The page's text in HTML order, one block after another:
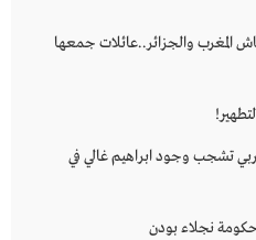
المغرب والجزائر..عائلات جمعها
تشجب وجود ابراهيم غالي في
نجلاء بودن